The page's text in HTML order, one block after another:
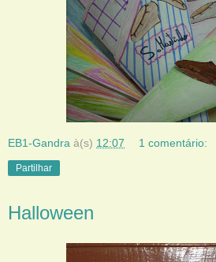
EB1-Gandra à(s) 12:07 1 comentário:
Partilhar
Halloween